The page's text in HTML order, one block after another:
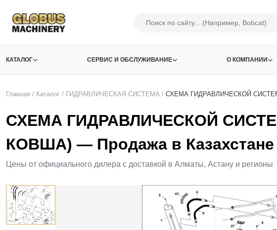
КАТАЛОГ СЕРВИС И ОБСЛУЖИВАНИЕ О КОМПАНИИ
Главная / Каталог / ГИДРАВЛИЧЕСКАЯ СИСТЕМА / СХЕМА ГИДРАВЛИЧЕСКОЙ
СХЕМА ГИДРАВЛИЧЕСКОЙ
КОВША) — Продажа в Казахстане
Цены от официального дилера с доставкой в Алматы, Астану и регионы